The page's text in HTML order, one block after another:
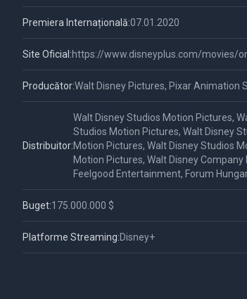
Premiera Internațională:07.01.2020
Site Oficial:https://www.disneyplus.com/movies/
Producător:Walt Disney Pictures, Pixar Animation
Distribuitor:
Walt Disney Studios Motion Pictures,
Studios Motion Pictures, Walt Disney
Motion Pictures, Walt Disney Studios
Motion Pictures, Walt Disney
Feelgood Entertainment, Forum
Buget:175.000.000 $
Platforme Streaming:Disney+